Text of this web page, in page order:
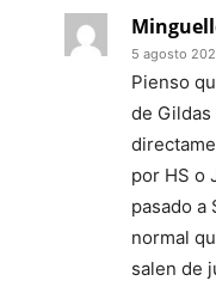
5 agosto
Pienso
de
por HS o
pasado a
normal
salen de